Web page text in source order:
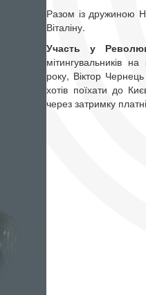
Разом із дружиною
Віталіну.
Участь у
мітингувальників
року, Віктор
хотів поїхати до
через затримку